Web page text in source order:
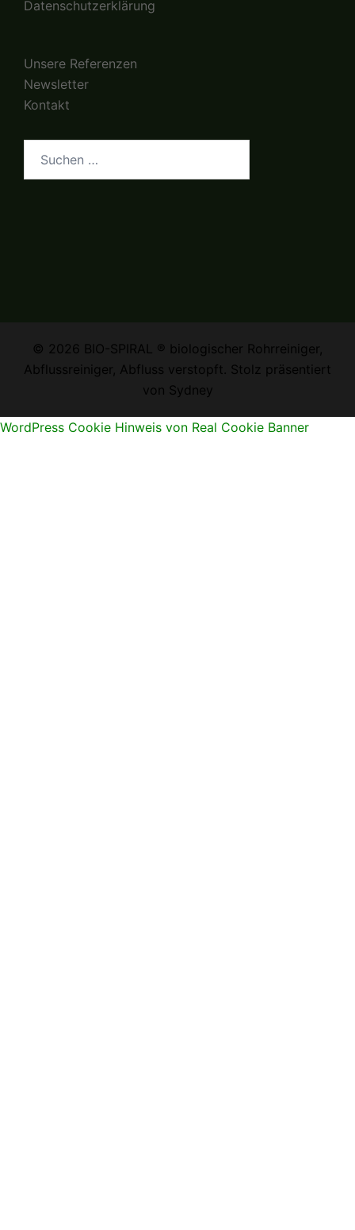
Datenschutzerklärung
Unsere Referenzen
Newsletter
Kontakt
© 2026 BIO-SPIRAL ® biologischer Rohrreiniger,
Abflussreiniger, Abfluss verstopft. Stolz präsentiert
von Sydney
WordPress Cookie Hinweis von Real Cookie Banner